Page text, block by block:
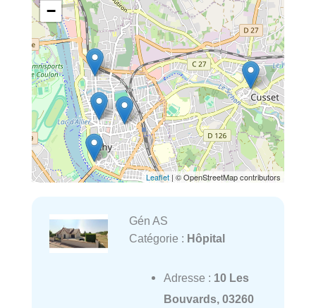
−
Leaflet | © OpenStreetMap contributors
Gén AS
Catégorie : Hôpital
Adresse : 10 Les
Bouvards, 03260